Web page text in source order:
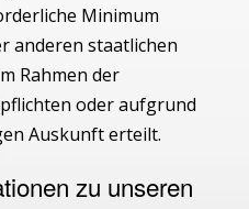
Minimum
anderen staatlichen
Rahmen der
oder aufgrund
Auskunft erteilt.
zu unseren